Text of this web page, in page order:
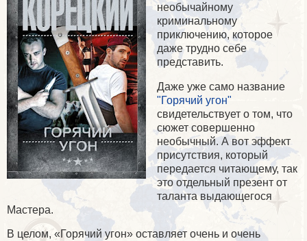
необычайному
криминальному
приключению, которое
даже трудно себе
представить.
Даже уже само название
"Горячий угон"
свидетельствует о том, что
сюжет совершенно
необычный. А вот эффект
присутствия, который
передается читающему, так
это отдельный презент от
таланта выдающегося
Мастера.
В целом, «Горячий угон» оставляет очень и очень